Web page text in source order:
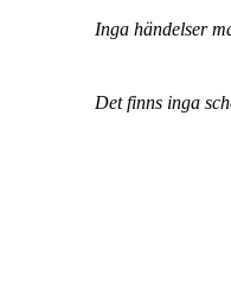
Inga händelser
Det finns inga